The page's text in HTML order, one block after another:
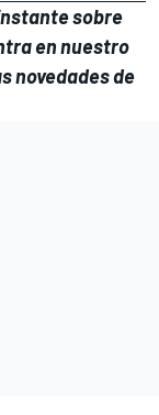
sobre
ennuestro
novedades de